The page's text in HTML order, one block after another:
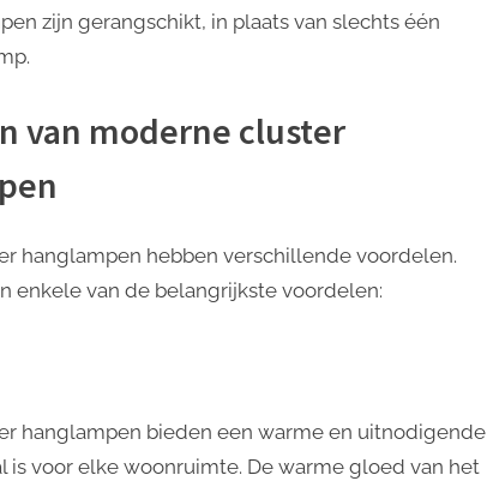
zijn gerangschikt, in plaats van slechts één
van moderne cluster
hanglampen hebben verschillende voordelen.
enkele van de belangrijkste voordelen:
hanglampen bieden een warme en uitnodigende
is voor elke woonruimte. De warme gloed van het